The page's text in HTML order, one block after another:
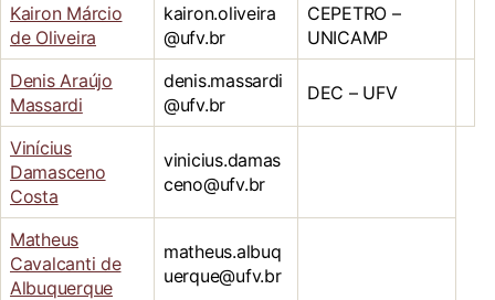
Kairon Márcio
de Oliveira
kairon.oliveira
@ufv.br
CEPETRO –
UNICAMP
Denis Araújo
Massardi
denis.massardi
@ufv.br
DEC – UFV
Vinícius
Damasceno
Costa
vinicius.damas
ceno@ufv.br
Matheus
Cavalcanti de
Albuquerque
matheus.albuq
uerque@ufv.br